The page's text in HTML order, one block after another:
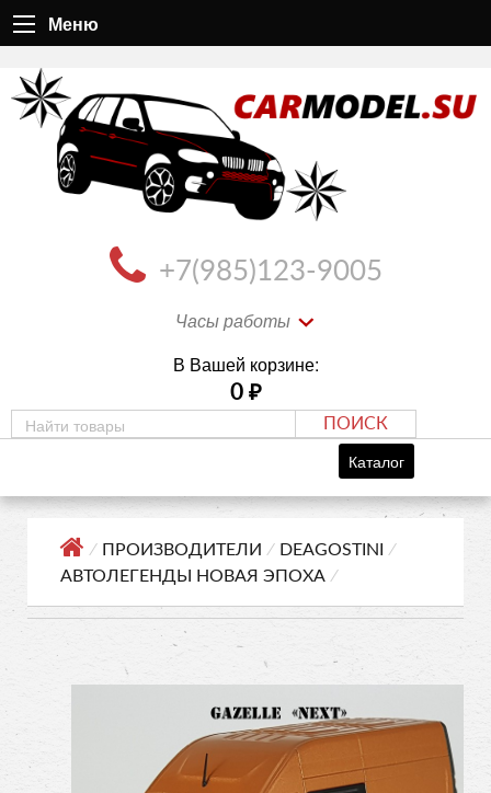
Меню
+7(985)123-9005
Часы работы
В Вашей корзине:
0 ₽
ПОИСК
Каталог
⁄ ПРОИЗВОДИТЕЛИ ⁄ DEAGOSTINI
⁄
АВТОЛЕГЕНДЫ НОВАЯ ЭПОХА ⁄